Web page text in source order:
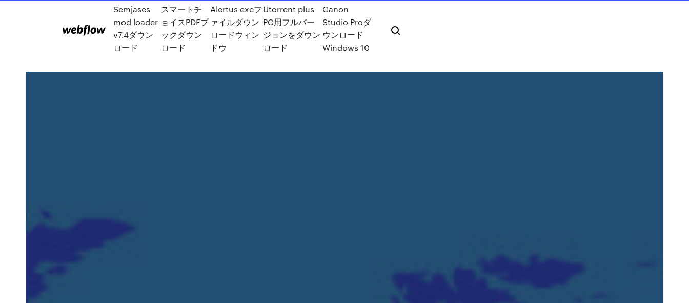
Semjases
mod loader
v7.4ダウン
ロード
スマートチ
ョイスPDFブ
ックダウン
ロード
Alertus exeフ
ァイルダウン
ロードウィン
ドウ
Utorrent plus
PC用フルバー
ジョンをダウン
ロード
Canon
Studio Proダ
ウンロード
Windows 10